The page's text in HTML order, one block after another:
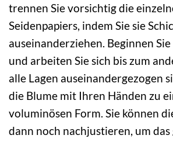
trennen Sie vorsichtig die
Seidenpapiers, indem Sie sie
auseinanderziehen. Beginnen
und arbeiten Sie sich bis zum
alle Lagen auseinandergezogen
die Blume mit Ihren Händen zu
voluminösen Form. Sie können
dann noch nachjustieren, um